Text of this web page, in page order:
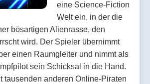
eine Science-Fiction
Welt ein, in der die
bösartigen Alienrasse, den
wird. Der Spieler übernimmt
einen Raumgleiter und nimmt als
sein Schicksal in die Hand.
tausenden anderen Online-Piraten